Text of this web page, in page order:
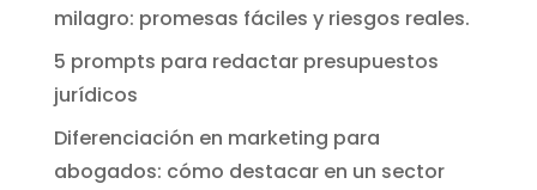
milagro: promesas fáciles y riesgos reales.
5 prompts para redactar presupuestos
jurídicos
Diferenciación en marketing para
abogados: cómo destacar en un sector